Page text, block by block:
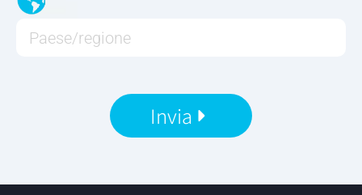
Invia